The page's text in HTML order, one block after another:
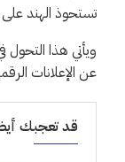
تستحوذ الهند
ويأتي هذا التحول
عن الإعلانات
قد تعجبك